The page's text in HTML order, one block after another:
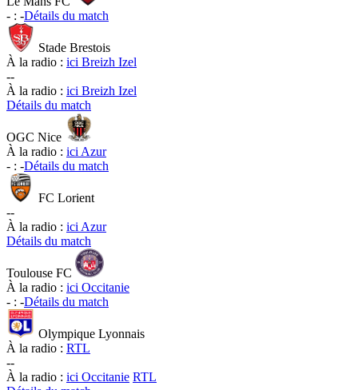
- : -Détails du match
Stade Brestois
À la radio : ici Breizh Izel
--
À la radio : ici Breizh Izel
Détails du match
OGC Nice
À la radio : ici Azur
- : -Détails du match
FC Lorient
--
À la radio : ici Azur
Détails du match
Toulouse FC
À la radio : ici Occitanie
- : -Détails du match
Olympique Lyonnais
À la radio : RTL
--
À la radio : ici Occitanie RTL